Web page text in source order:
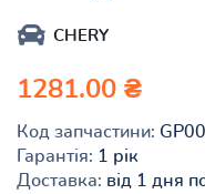
CHERY
1281.00 ₴
Код запчастини:
Гарантія: 1 рік
Доставка: від 1 дня